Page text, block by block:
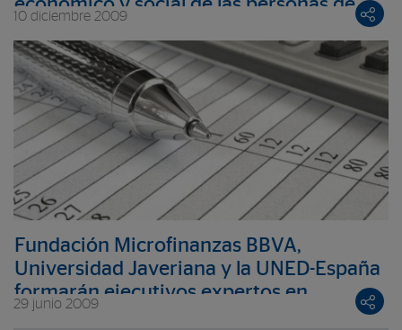
económico y social de las personas de
10 diciembre 2009
Fundación Microfinanzas BBVA,
Universidad Javeriana y la UNED-España
formarán ejecutivos expertos en
microfinanzas en Colombia
29 junio 2009